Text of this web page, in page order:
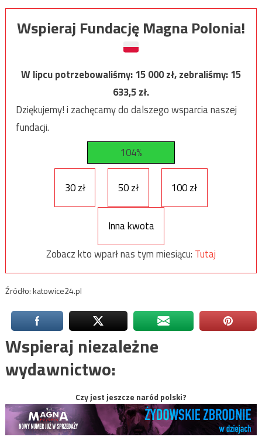
Wspieraj Fundację Magna Polonia!
W lipcu potrzebowaliśmy:15 000zł, zebraliśmy:15
633,5zł.
Dziękujemy! i zachęcamy do dalszego wsparcia naszej
fundacji.
104%
30 zł 50 zł 100 zł
Inna kwota
Zobacz kto wparł nas tym miesiącu: Tutaj
Źródło: katowice24.pl
Wspieraj niezależne
wydawnictwo:
Czy jest jeszcze naród polski?